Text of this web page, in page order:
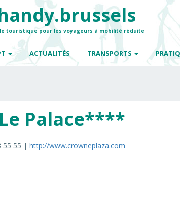
touristique pour les voyageurs à mobilité réduite
ACTUALITÉS TRANSPORTS
Palace****
55 55 |http://www.crowneplaza.com